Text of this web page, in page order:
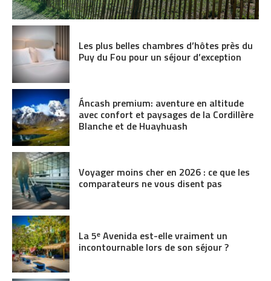
Les plus belles chambres d’hôtes près du
Puy du Fou pour un séjour d’exception
Áncash premium: aventure en altitude
avec confort et paysages de la Cordillère
Blanche et de Huayhuash
Voyager moins cher en 2026 : ce que les
comparateurs ne vous disent pas
La 5ᵉ Avenida est-elle vraiment un
incontournable lors de son séjour ?